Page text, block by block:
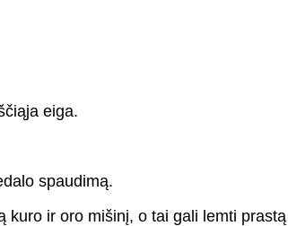
eiga.
spaudimą.
kuro ir oro mišinį, o tai gali lemti prastą